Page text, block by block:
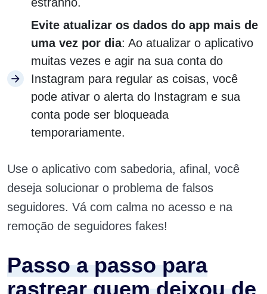
Evite atualizar os dados do app mais de
uma vez por dia: Ao atualizar o aplicativo
muitas vezes e agir na sua conta do
Instagram para regular as coisas, você
pode ativar o alerta do Instagram e sua
conta pode ser bloqueada
temporariamente.
Use o aplicativo com sabedoria, afinal, você
deseja solucionar o problema de falsos
seguidores. Vá com calma no acesso e na
remoção de seguidores fakes!
Passo a passo para
rastrear quem deixou de